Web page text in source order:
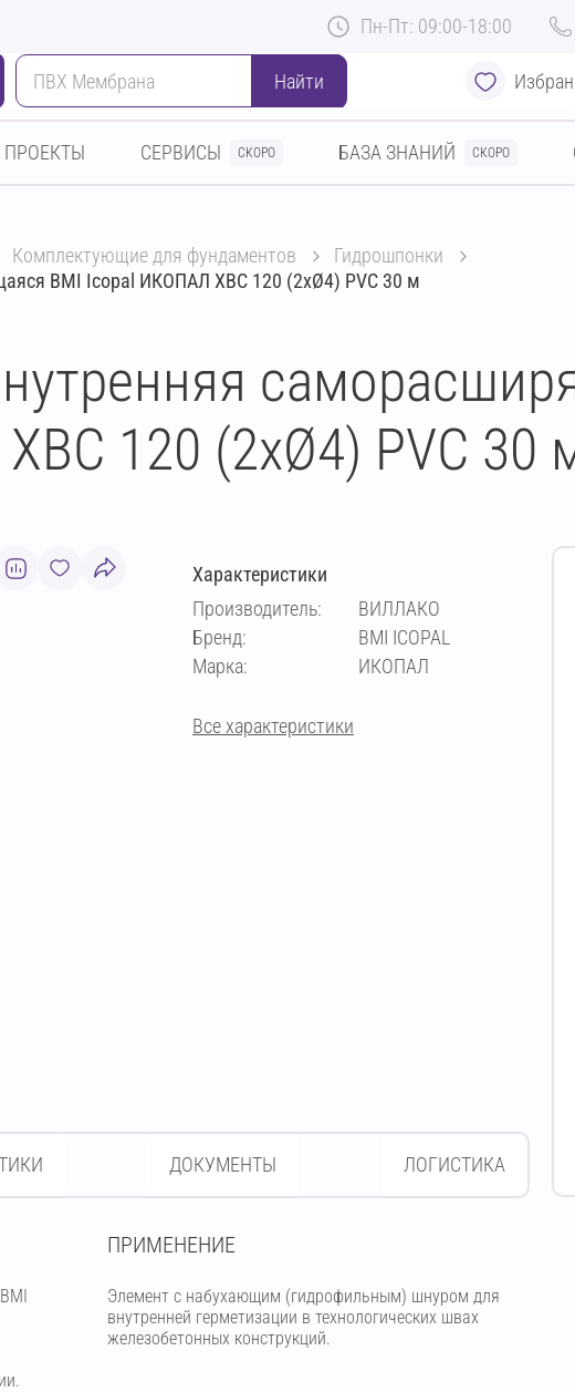
Пн-Пт: 09:00-18:00
Найти
ПРОЕКТЫ СЕРВИСЫ СКОРО БАЗА ЗНАНИЙ СКОРО
комплектующие для фундаментов
гидрошпонки
BMI Icopal ИКОПАЛ ХВС 120 (2хØ4) PVC 30 м
120 (2хØ4) PVC 30
Характеристики
Производитель:
ВИЛЛАКО
Бренд:
BMI ICOPAL
Марка:
ИКОПАЛ
Все характеристики
ДОКУМЕНТЫ ЛОГИСТИКА
ПРИМЕНЕНИЕ
Элемент с набухающим (гидрофильным) шнуром для
внутренней герметизации в технологических швах
железобетонных конструкций.